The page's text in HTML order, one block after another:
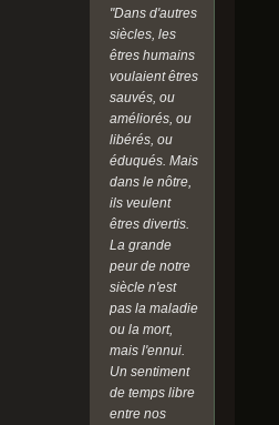
"Dans d'autres
siècles, les
êtres humains
voulaient êtres
sauvés, ou
améliorés, ou
libérés, ou
éduqués. Mais
dans le nôtre,
ils veulent
êtres divertis.
La grande
peur de notre
siècle n'est
pas la maladie
ou la mort,
mais l'ennui.
Un sentiment
de temps libre
entre nos